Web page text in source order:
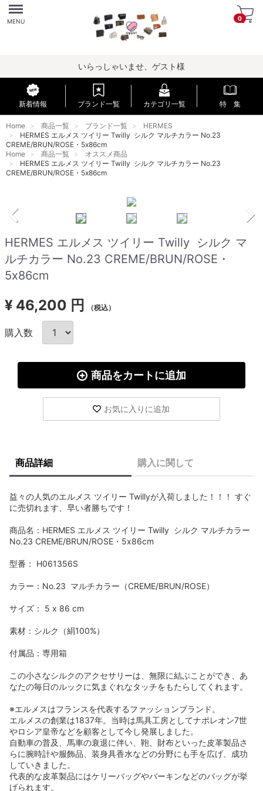
Menu
MENU 0
いらっしゃいませ、ゲスト様
新着情報 ブランド一覧 カテゴリ一覧 特 集
Home 商品一覧 ブランド一覧
HERMES
HERMES エルメス ツイリー Twilly シルク マルチカラー No.23
CREME/BRUN/ROSE・5x86cm
Home
商品一覧
オススメ商品
HERMES エルメス ツイリー Twilly シルク マルチカラー No.23
CREME/BRUN/ROSE・5x86cm
HERMES エルメス ツイリー Twilly シルク マ
ルチカラー No.23 CREME/BRUN/ROSE・
5x86cm
¥ 46,200 円 （税込）
購入数
商品をカートに追加
お気に入りに追加
商品詳細 購入に関して
益々の人気のエルメス ツイリー Twillyが入荷しました！！！ すぐ
に売切れます、早い者勝ちです！
商品名：HERMES エルメス ツイリー Twilly シルク マルチカラー
No.23 CREME/BRUN/ROSE・5x86cm
型番： H061356S
カラー：No.23 マルチカラー（CREME/BRUN/ROSE）
サイズ： 5 x 86 cm
素材：シルク（絹100%）
付属品：専用箱
この小さなシルクのアクセサリーは、無限に結ぶことができ、あ
なたの毎日のルックに気まぐれなタッチをもたらしてくれます。
※エルメスはフランスを代表するファッションブランド。
エルメスの創業は1837年。当時は馬具工房としてナポレオン7世
やロシア皇帝などを顧客として今し発展しました。
自動車の普及、馬車の衰退に伴い、鞄、財布といった皮革製品さ
らに腕時計や服飾品、装身具香水などの分野にも手を広げ、成功
していきました。
代表的な皮革製品にはケリーバッグやバーキンなどのバッグが挙
げられます。